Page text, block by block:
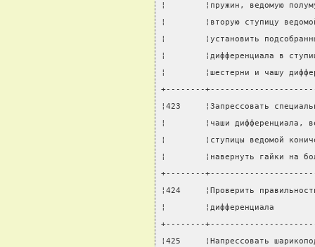
¦        ¦пружин, ведомую
¦        ¦вторую ступицу
¦        ¦установить
¦        ¦дифференциала в
¦        ¦шестерни и чашу
+--------
¦423     ¦Запрессовать
¦        ¦чаши
¦        ¦ступицы ведомой
¦        ¦навернуть гайки
+--------
¦424     ¦Проверить
¦        ¦дифференциала
+--------
¦425     ¦Напрессовать